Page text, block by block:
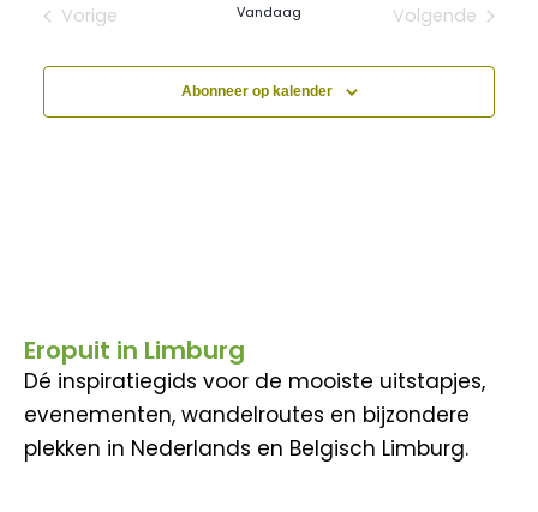
datum.
Vorige
Vandaag
Volgende
Abonneer op kalender
Eropuit in Limburg
Dé inspiratiegids voor de mooiste uitstapjes,
evenementen, wandelroutes en bijzondere
plekken in Nederlands en Belgisch Limburg.